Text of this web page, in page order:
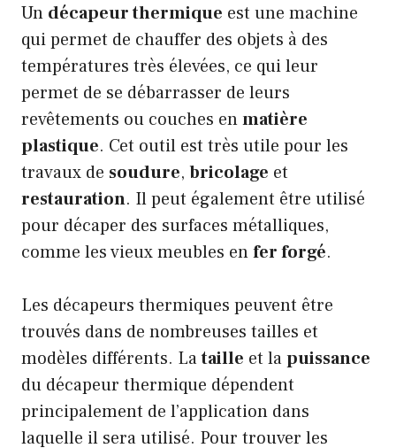
Un décapeur thermique est une machine
qui permet de chauffer des objets à des
températures très élevées, ce qui leur
permet de se débarrasser de leurs
revêtements ou couches enmatière
plastique. Cet outil est très utile pour les
travaux de soudure, bricolage et
restauration. Il peut également être utilisé
pour décaper des surfaces métalliques,
comme les vieux meubles enfer forgé.
Les décapeurs thermiques peuvent être
trouvés dans de nombreuses tailles et
modèles différents. Lataille et lapuissance
du décapeur thermique dépendent
principalement de l’application dans
laquelle il sera utilisé. Pour trouver les